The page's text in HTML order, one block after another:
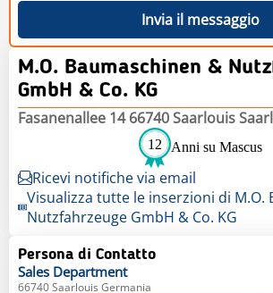
Invia il messaggio
M.O. Baumaschinen &
GmbH & Co. KG
Fasanenallee 14 66740 Saarlouis
12 Anni su Mascus
Ricevi notifiche via email
Visualizza tutte le inserzioni di M.O.
Nutzfahrzeuge GmbH & Co. KG
Persona di Contatto
Sales Department
66740 Saarlouis Germania